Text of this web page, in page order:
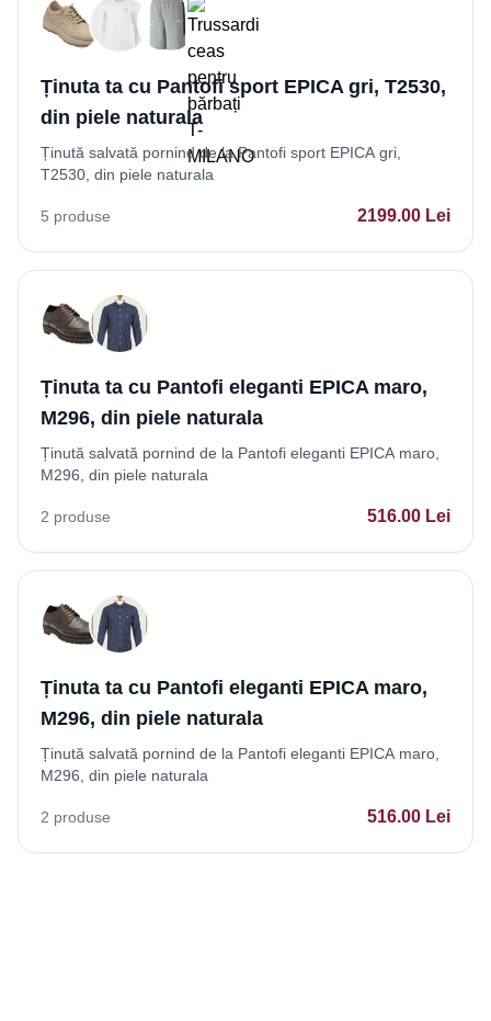
Ținuta ta cu Pantofi sport EPICA gri, T2530,
din piele naturala
Ținută salvată pornind de la Pantofi sport EPICA gri,
T2530, din piele naturala
5 produse 2199.00 Lei
Ținuta ta cu Pantofi eleganti EPICA maro,
M296, din piele naturala
Ținută salvată pornind de la Pantofi eleganti EPICA maro,
M296, din piele naturala
2 produse 516.00 Lei
Ținuta ta cu Pantofi eleganti EPICA maro,
M296, din piele naturala
Ținută salvată pornind de la Pantofi eleganti EPICA maro,
M296, din piele naturala
2 produse 516.00 Lei